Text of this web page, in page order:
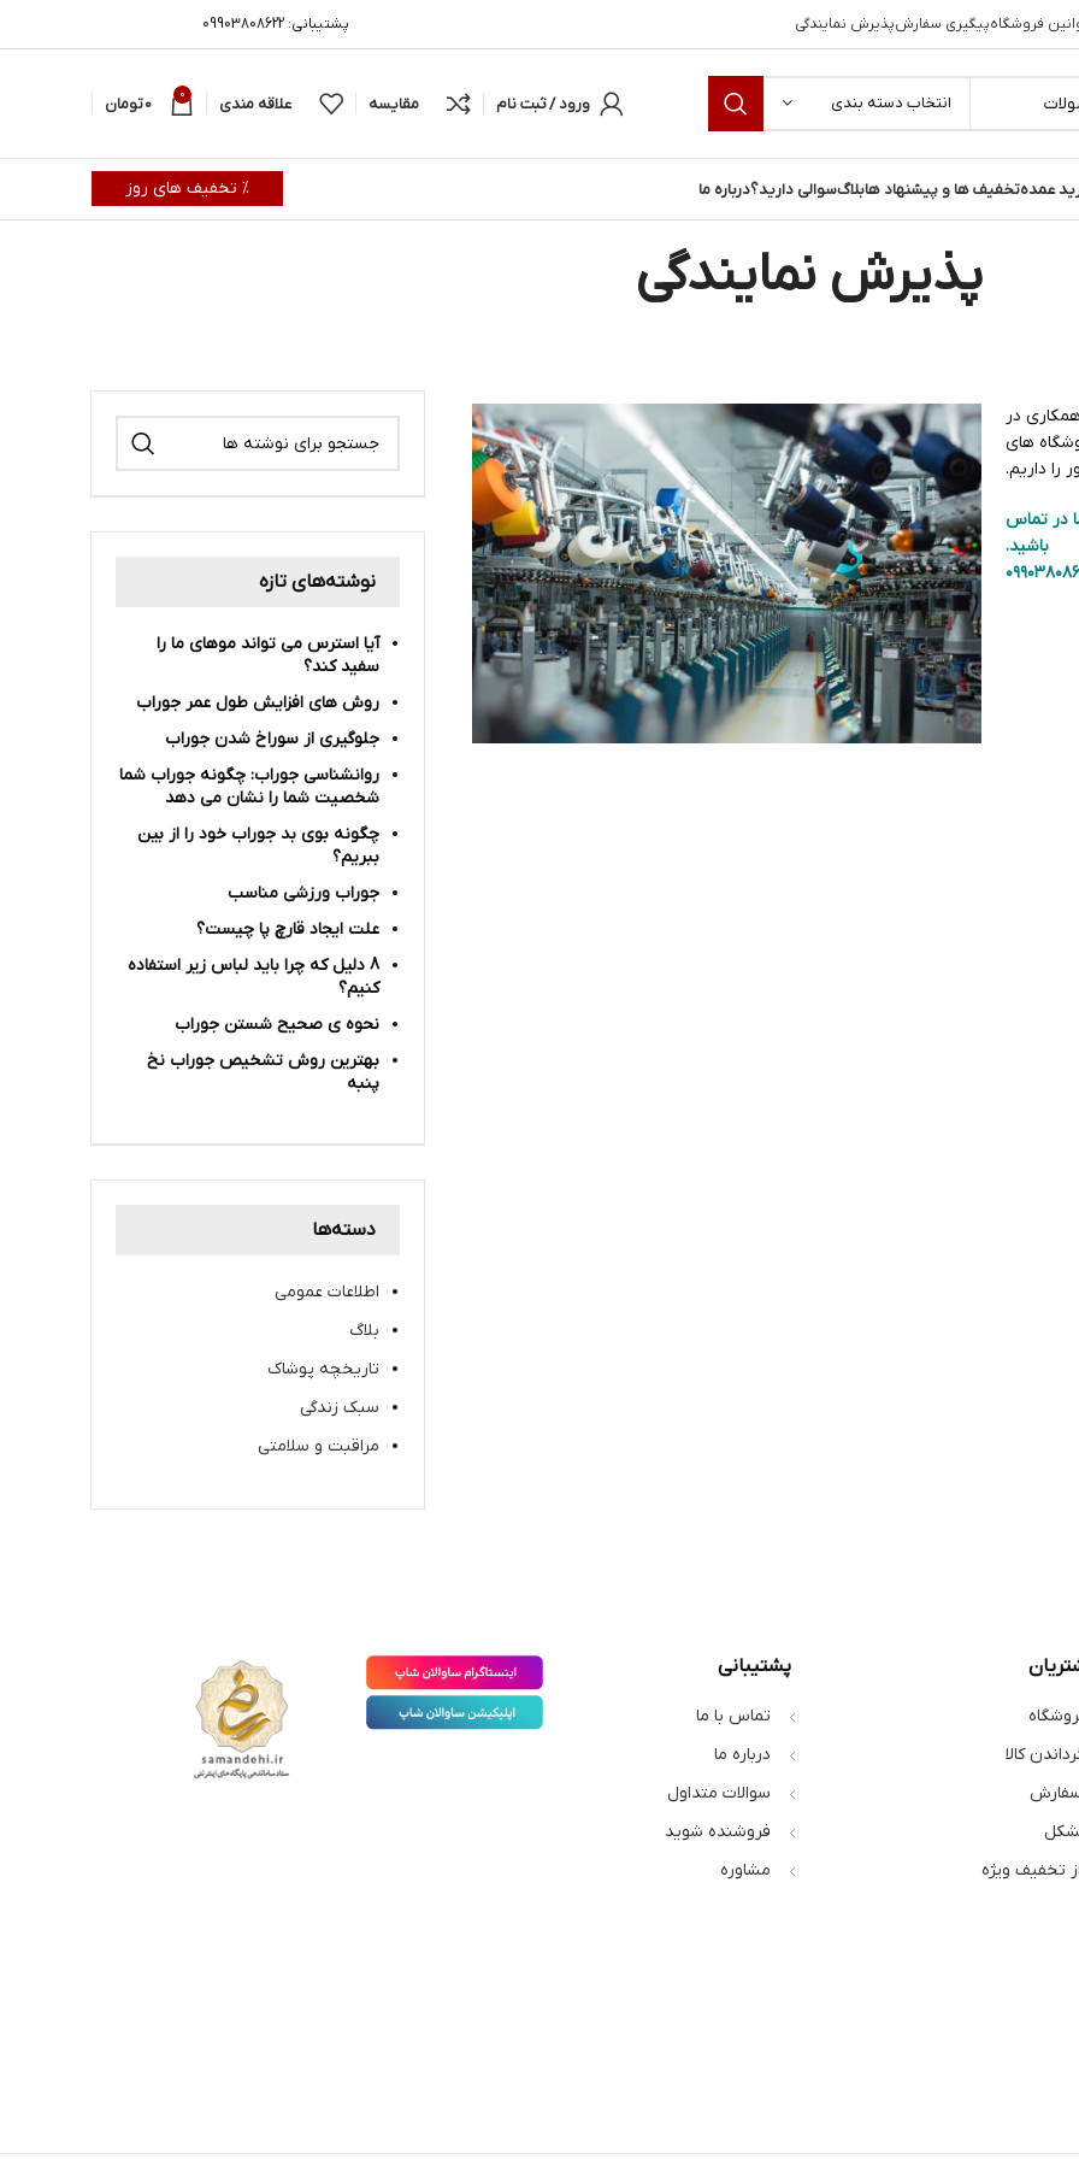
فروشگاهپیگیری سفارشپذیرش نمایندگی پشتیبانی: 09903808622
انتخاب دسته بندی ورود / ثبت نام مقایسه علاقه مندی 0
0تومان
عمدهتخفیف ها و پیشنهاد هابلاگسوالی دارید؟درباره ما % تخفیف های روز
پذیرش نمایندگی
در
های
را داریم.
در تماس
باشید.
نوشته‌های تازه
آیا استرس می تواند موهای ما را
سفید کند؟
روش های افزایش طول عمر جوراب
جلوگیری از سوراخ شدن جوراب
روانشناسی جوراب: چگونه جوراب شما
شخصیت شما را نشان می دهد
چگونه بوی بد جوراب خود را از بین
ببریم؟
جوراب ورزشی مناسب
علت ایجاد قارچ پا چیست؟
8 دلیل که چرا باید لباس زیر استفاده
کنیم؟
نحوه ی صحیح شستن جوراب
بهترین روش تشخیص جوراب نخ
پنبه
دسته‌ها
اطلاعات عمومی
بلاگ
تاریخچه پوشاک
سبک زندگی
مراقبت و سلامتی
کالا
تخفیف ویژه
پشتیبانی
تماس با ما
درباره ما
سوالات متداول
فروشنده شوید
مشاوره